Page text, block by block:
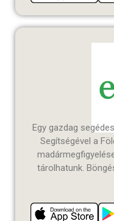
Egy gazdag
Segítségével a
tárolhatunk.